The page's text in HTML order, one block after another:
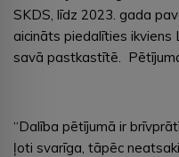
SKDS, līdz 2023. gada
aicināts piedalīties ikviens
savā pastkastītē.
“Dalība pētījumā ir
ļoti svarīga, tāpēc